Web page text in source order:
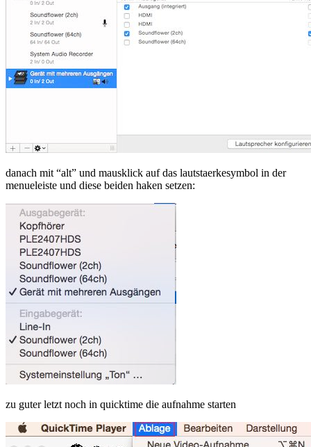
danach mit “alt” und mausklick auf das lautstaerkesymbol in der
menueleiste und diese beiden haken setzen:
zu guter letzt noch in quicktime die aufnahme starten